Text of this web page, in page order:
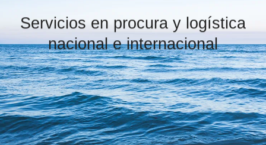
Servicios en procura y logística
nacional e internacional